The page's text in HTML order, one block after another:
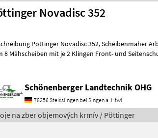
Novadisc 352
Pöttinger Novadisc 352, Scheibenmäher Arbeitsbreite 3,
8 Mähscheiben mit je 2 Klingen Front- und
Schönenberger Landtechnik OHG
78256 Steisslingen bei Singen a. Htwl.
na zber objemových krmív / Pöttinger